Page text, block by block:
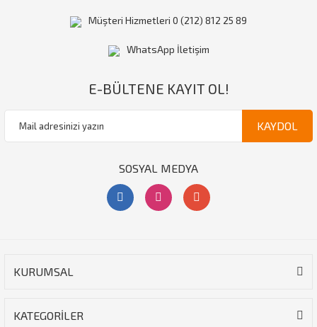
KURUMSAL
KATEGORİLER
Müşteri Hizmetleri 0 (212) 812 25 89
WhatsApp İletişim
E-BÜLTENE KAYIT OL!
KAYDOL
SOSYAL MEDYA